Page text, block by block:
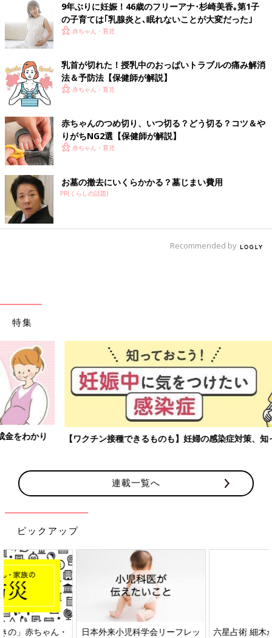
はじめての母乳育児。しこり・突然の高
熱・激痛の乳腺炎を乗り越えて、私が感
した産院は、完全母乳育児を推奨していたた
め、出産2時間後から赤ちゃんへの授乳をスタ
ートしました。生後3ヶ月ごろのある日、左側
因でした。
悲しみを乗り越え
て…2人目の妊活。そ
の結果は？
一覧
1人目は泣く泣く母乳育
9年ぶりに妊娠！46歳のフリーアナ･杉崎美香｡第1子
の子育ては｢乳腺炎と､眠れないことが大変だった｣
赤ちゃん・育児
乳首が切れた！授乳中のおっぱいトラブルの痛み解消
法＆予防法【保健師が解説】
赤ちゃん・育児
赤ちゃんのつめ切り、いつ切る？どう切る？コツ＆や
りがちNG2選【保健師が解説】
赤ちゃん・育児
お墓の撤去にいくらかかる？墓じまい費用
PR(くらしの話題)
Recommended by
特集
【ワクチン接種できるものも】妊婦の感染症対策、知っておいて！
連載一覧へ
ピックアップ
日本外来小児科学会リーフレッ
六星占術 細木かおりさんの人生